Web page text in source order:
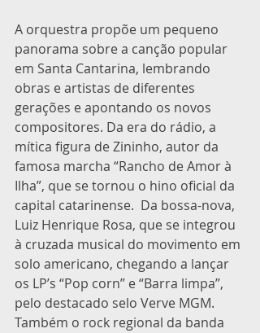
A orquestra propõe um pequeno
panorama sobre a canção popular
em Santa Cantarina, lembrando
obras e artistas de diferentes
gerações e apontando os novos
compositores. Da era do rádio, a
mítica figura de Zininho, autor da
famosa marcha “Rancho de Amor à
Ilha”, que se tornou o hino oficial da
capital catarinense.  Da bossa-nova,
Luiz Henrique Rosa, que se integrou
à cruzada musical do movimento em
solo americano, chegando a lançar
os LP’s “Pop corn” e “Barra limpa”,
pelo destacado selo Verve MGM.
Também o rock regional da banda